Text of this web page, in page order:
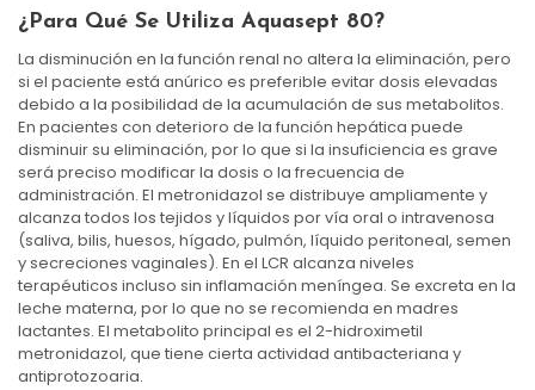
¿para Qué Se Utiliza Aquasept 80?
La disminución en la función renal no altera la eliminación, pero
si el paciente está anúrico es preferible evitar dosis elevadas
debido a la posibilidad de la acumulación de sus metabolitos.
En pacientes con deterioro de la función hepática puede
disminuir su eliminación, por lo que si la insuficiencia es grave
será preciso modificar la dosis o la frecuencia de
administración. El metronidazol se distribuye ampliamente y
alcanza todos los tejidos y líquidos por vía oral o intravenosa
(saliva, bilis, huesos, hígado, pulmón, líquido peritoneal, semen
y secreciones vaginales). En el LCR alcanza niveles
terapéuticos incluso sin inflamación meníngea. Se excreta en la
leche materna, por lo que no se recomienda en madres
lactantes. El metabolito principal es el 2-hidroximetil
metronidazol, que tiene cierta actividad antibacteriana y
antiprotozoaria.